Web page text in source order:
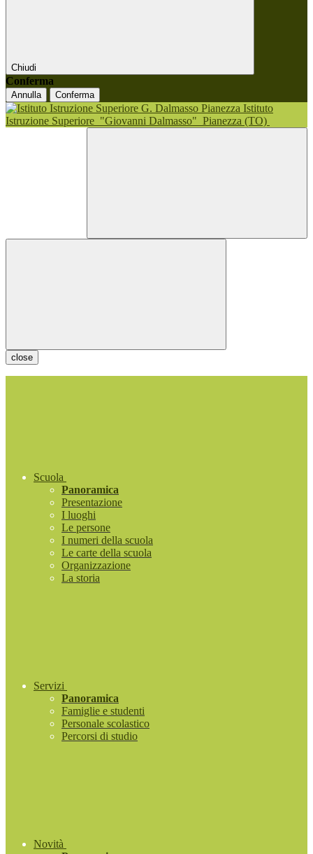
Chiudi
Conferma
Annulla Conferma
Istituto
Istruzione Superiore "Giovanni Dalmasso" Pianezza (TO)
close
Scuola
Panoramica
Presentazione
I luoghi
Le persone
I numeri della scuola
Le carte della scuola
Organizzazione
La storia
Servizi
Panoramica
Famiglie e studenti
Personale scolastico
Percorsi di studio
Novità